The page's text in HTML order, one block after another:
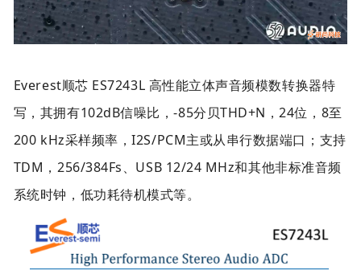
Everest顺芯 ES7243L 高性能立体声音频模数转换器特
写，其拥有102dB信噪比，-85分贝THD+N，24位，8至
200 kHz采样频率，I2S/PCM主或从串行数据端口；支持
TDM，256/384Fs、USB 12/24 MHz和其他非标准音频
系统时钟，低功耗待机模式等。